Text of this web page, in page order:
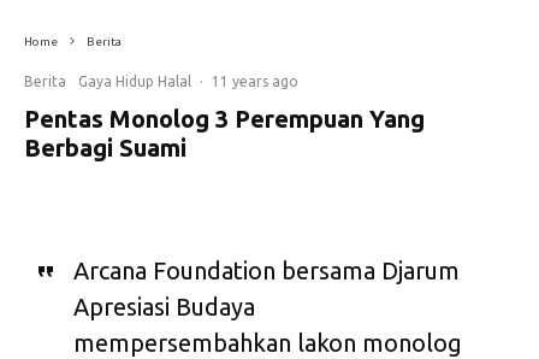
Home Berita
Berita Gaya Hidup Halal · 11 years ago
Pentas Monolog 3 Perempuan Yang
Berbagi Suami
Arcana Foundation bersama Djarum
Apresiasi Budaya
mempersembahkan lakon monolog